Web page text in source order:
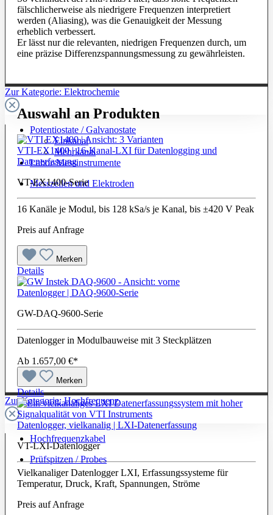
Zur Kategorie: Elektrochemie
Potentiostate / Galvanostate
Einkanal
Mehrkanal
Labor-Messinstrumente
Messzellen und Elektroden
Zur Kategorie: Hochfrequenz
Hochfrequenzkabel
Prüfspitzen / Probes
fälschlicherweise als niedrigere Frequenzen interpretiert
werden (Aliasing), was die Genauigkeit der Messung
erheblich verbessert.
Er lässt nur die relevanten, niedrigen Frequenzen durch, um
eine präzise Differenzspannungsmessung zu gewährleisten.
Auswahl an Produkten
VTI-EX1400 | 16-Kanal-LXI für Datenlogging und
Datenerfassung
VT-EX1400-Serie
16 Kanäle je Modul, bis 128 kSa/s je Kanal, bis ±420 V Peak
Preis auf Anfrage
Merken
Details
Datenlogger | DAQ-9600-Serie
GW-DAQ-9600-Serie
Datenlogger in Modulbauweise mit 3 Steckplätzen
Ab 1.657,00 €*
Merken
Details
Datenlogger, vielkanalig | LXI-Datenerfassung
VT-LXI-Datenlogger
Vielkanaliger Datenlogger LXI, Erfassungssysteme für
Temperatur, Druck, Kraft, Spannungen, Ströme
Preis auf Anfrage